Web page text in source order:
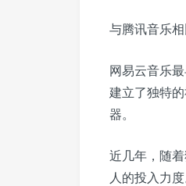
与腾讯音乐
网易云音乐
建立了独特
器。
近几年，随
人的投入力